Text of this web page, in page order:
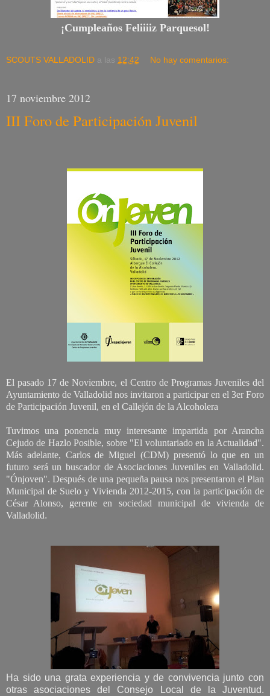
¡Cumpleaños Feliiiiz Parquesol!
SCOUTS VALLADOLID a las 12:42 No hay comentarios:
17 noviembre 2012
III Foro de Participación Juvenil
El pasado 17 de Noviembre, el Centro de Programas Juveniles del
Ayuntamiento de Valladolid nos invitaron a participar en el 3er Foro
de Participación Juvenil, en el Callejón de la Alcoholera
Tuvimos una ponencia muy interesante impartida por Arancha
Cejudo de Hazlo Posible, sobre "El voluntariado en la Actualidad".
Más adelante, Carlos de Miguel (CDM) presentó lo que en un
futuro será un buscador de Asociaciones Juveniles en Valladolid.
"Ónjoven". Después de una pequeña pausa nos presentaron el Plan
Municipal de Suelo y Vivienda 2012-2015, con la participación de
César Alonso, gerente en sociedad municipal de vivienda de
Valladolid.
Ha sido una grata experiencia y de convivencia junto con
otras asociaciones del Consejo Local de la Juventud.